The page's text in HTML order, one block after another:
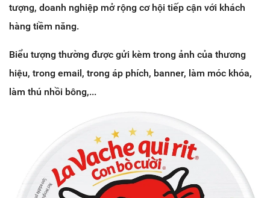
tượng, doanh nghiệp mở rộng cơ hội tiếp cận với khách
hàng tiềm năng.
Biểu tượng thường được gửi kèm trong ảnh của thương
hiệu, trong email, trong áp phích, banner, làm móc khóa,
làm thú nhồi bông,...